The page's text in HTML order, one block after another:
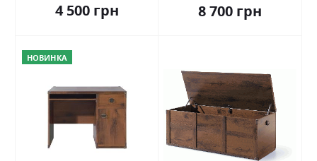
4 500 грн 8 700 грн
НОВИНКА